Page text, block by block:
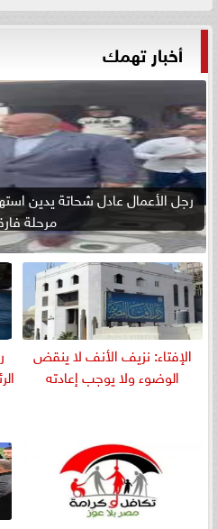
أخبار تهمك
رجل الأعمال عادل شحاتة يدين
مرحلة
الإفتاء: نزيف الأنف لا ينقض
الوضوء ولا يوجب إعادته